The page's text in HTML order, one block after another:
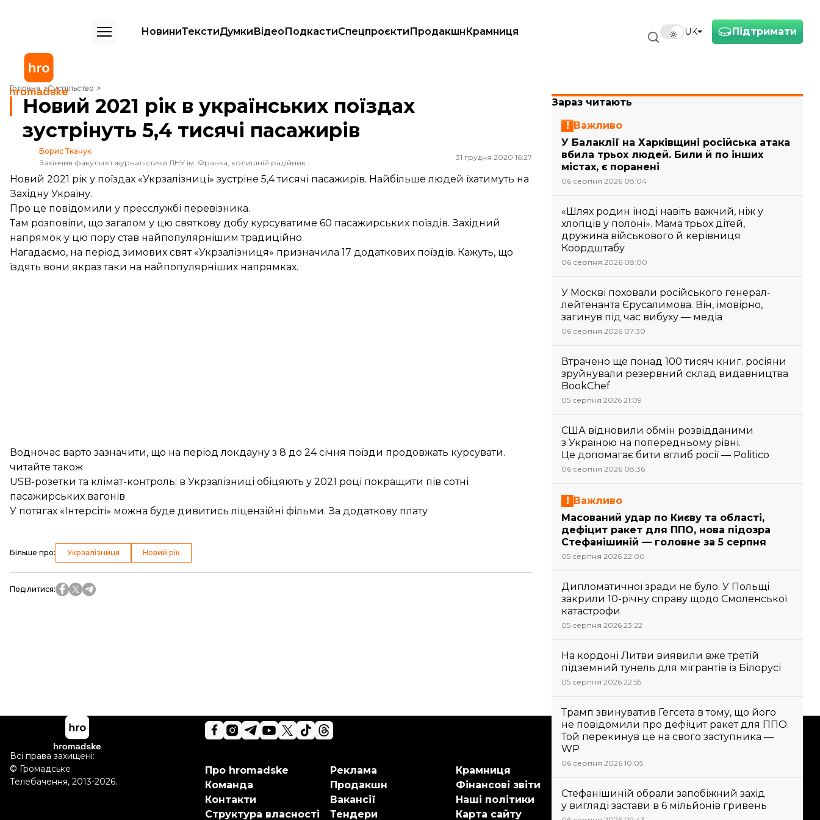
Підтримати
UK
НовиниТекстиДумкиВідеоПодкастиСпецпроєктиПродакшнКрамниця
Головна Суспільство
Новий 2021 рік в українських поїздах зустрінуть 5,4 тисячі пасажирів
Новий 2021 рік в українських поїздах
зустрінуть 5,4 тисячі пасажирів
Борис Ткачук
Закінчив факультет журналістики ЛНУ ім. Франка, колишній радійник
31 грудня 2020 16:27
Новий 2021 рік у поїздах «Укрзалізниці» зустріне 5,4 тисячі пасажирів. Найбільше людей їхатимуть на
Західну Україну.
Про це повідомили у пресслужбі перевізника.
Там розповіли, що загалом у цю святкову добу курсуватиме 60 пасажирських поїздів. Західний
напрямок у цю пору став найпопулярнішим традиційно.
Нагадаємо, на період зимових свят «Укрзалізниця» призначила 17 додаткових поїздів. Кажуть, що
їздять вони якраз таки на найпопулярніших напрямках.
Водночас варто зазначити, що на період локдауну з 8 до 24 січня поїзди продовжать курсувати.
читайте також
USB-розетки та клімат-контроль: в Укрзалізниці обіцяють у 2021 році покращити пів сотні
пасажирських вагонів
У потягах «Інтерсіті» можна буде дивитись ліцензійні фільми. За додаткову плату
Більше про: Укрзалізниця Новий рік
Поділитися:
Зараз читають
Важливо
У Балаклії на Харківщині російська атака
вбила трьох людей. Били й по інших
містах, є поранені
06 серпня 2026 08:04
«Шлях родин іноді навіть важчий, ніж у
хлопців у полоні». Мама трьох дітей,
дружина військового й керівниця
Коордштабу
06 серпня 2026 08:00
У Москві поховали російського генерал-
лейтенанта Єрусалимова. Він, імовірно,
загинув під час вибуху — медіа
06 серпня 2026 07:30
Втрачено ще понад 100 тисяч книг. росіяни
зруйнували резервний склад видавництва
BookChef
05 серпня 2026 21:09
США відновили обмін розвідданими
з Україною на попередньому рівні.
Це допомагає бити вглиб росії — Politico
06 серпня 2026 08:36
Важливо
Масований удар по Києву та області,
дефіцит ракет для ППО, нова підозра
Стефанішиній — головне за 5 серпня
05 серпня 2026 22:00
Дипломатичної зради не було. У Польщі
закрили 10-річну справу щодо Смоленської
катастрофи
05 серпня 2026 23:22
На кордоні Литви виявили вже третій
підземний тунель для мігрантів із Білорусі
05 серпня 2026 22:55
Трамп звинуватив Гегсета в тому, що його
не повідомили про дефіцит ракет для ППО.
Той перекинув це на свого заступника —
WP
06 серпня 2026 10:05
Стефанішиній обрали запобіжний захід
у вигляді застави в 6 мільйонів гривень
Підтримати
завдяки тобі. Будь нашим
Про hromadske
Команда
Контакти
Структура власності
Реклама
Продакшн
Вакансії
Тендери
Крамниця
Фінансові звіти
Наші політики
Карта сайту
Всі права захищені:
© Громадське
Телебачення, 2013-2026.